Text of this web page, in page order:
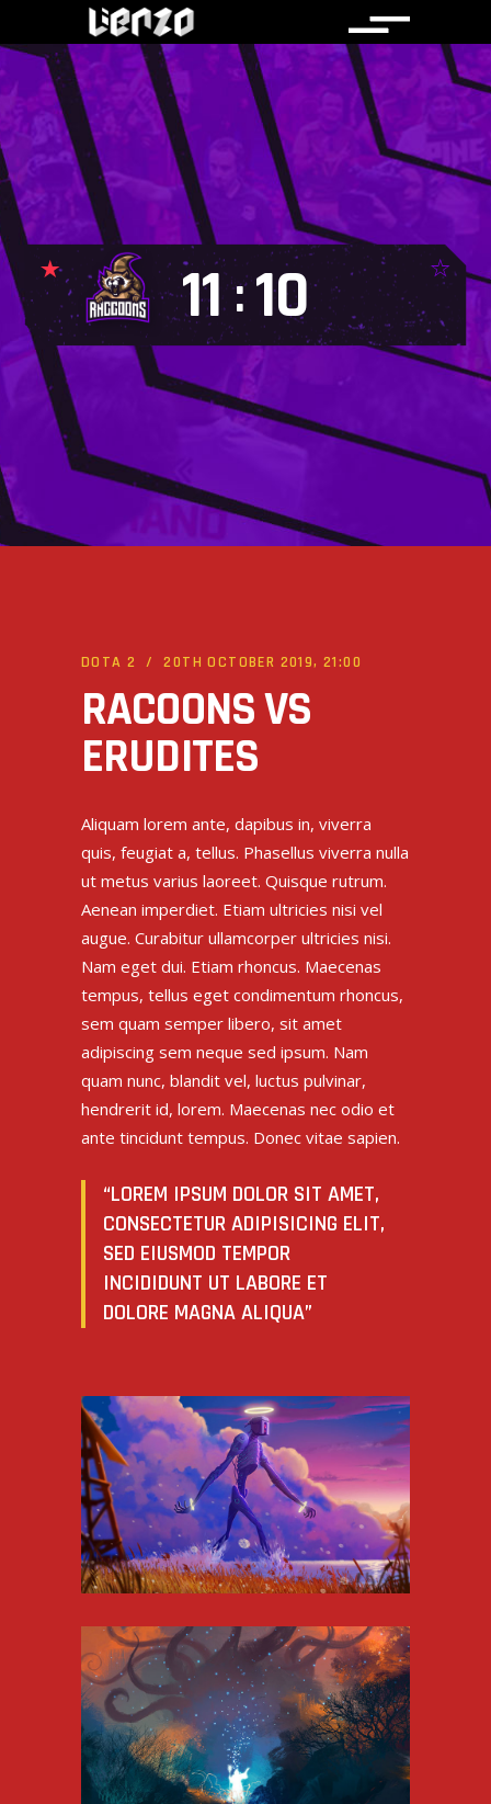
11 : 10
DOTA 2 20TH OCTOBER 2019, 21:00
RACOONS VS
ERUDITES
Aliquam lorem ante, dapibus in, viverra
quis, feugiat a, tellus. Phasellus viverra nulla
ut metus varius laoreet. Quisque rutrum.
Aenean imperdiet. Etiam ultricies nisi vel
augue. Curabitur ullamcorper ultricies nisi.
Nam eget dui. Etiam rhoncus. Maecenas
tempus, tellus eget condimentum rhoncus,
sem quam semper libero, sit amet
adipiscing sem neque sed ipsum. Nam
quam nunc, blandit vel, luctus pulvinar,
hendrerit id, lorem. Maecenas nec odio et
ante tincidunt tempus. Donec vitae sapien.
“LOREM IPSUM DOLOR SIT AMET,
CONSECTETUR ADIPISICING ELIT,
SED EIUSMOD TEMPOR
INCIDIDUNT UT LABORE ET
DOLORE MAGNA ALIQUA”